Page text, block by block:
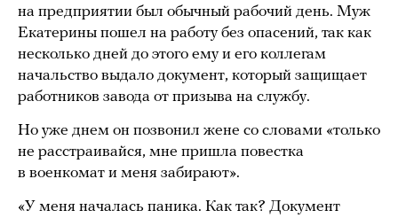
на предприятии был обычный рабочий день. Муж
Екатерины пошел на работу без опасений, так как
несколько дней до этого ему и его коллегам
начальство выдало документ, который защищает
работников завода от призыва на службу.
Но уже днем он позвонил жене со словами «только
не расстраивайся, мне пришла повестка
в военкомат и меня забирают».
«У меня началась паника. Как так? Документ